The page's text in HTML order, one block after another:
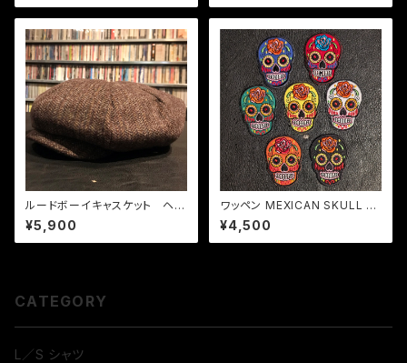
ルードボーイキャスケット ヘリ
ンボーン ブラウン
¥5,900
ワッペン MEXICAN SKULL セ
ット
¥4,500
CATEGORY
L／S シャツ